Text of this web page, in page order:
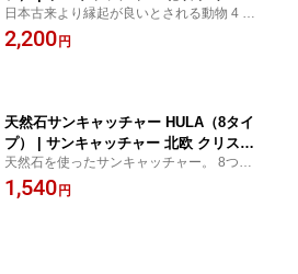
ルガラス クリスタル 開運招福 恋愛運
金運 勝負運 健康運 プレゼントやギフト
日本古来より縁起が良いとされる動物 4 種
類を厳選。 開運だけでなく、金運、健康
運、勝負運をテーマに完全オリジナルデザ
2,200 円
天然石サンキャッチャー HULA（8タイ
プ） | サンキャッチャー 北欧 クリスタ
ル パワーストーン 開運 恋愛運 金運 勝
負運 健康運 天然 水晶 誕生日 誕生石 プ
天然石を使ったサンキャッチャー。 8つの
開運をテーマに完全オリジナルデザインの
パワーストーンサンキャッチャーです。 人
1,540 円